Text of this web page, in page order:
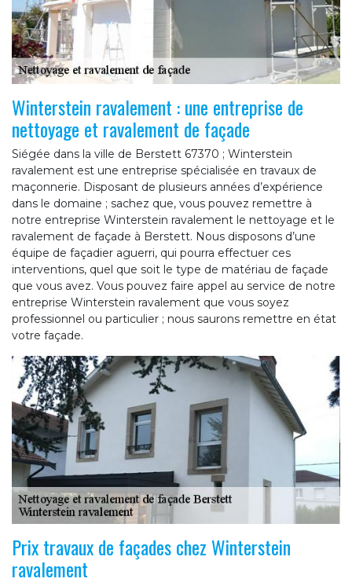
Winterstein ravalement : une entreprise de
nettoyage et ravalement de façade
Siégée dans la ville de Berstett 67370 ; Winterstein
ravalement est une entreprise spécialisée en travaux de
maçonnerie. Disposant de plusieurs années d’expérience
dans le domaine ; sachez que, vous pouvez remettre à
notre entreprise Winterstein ravalement le nettoyage et le
ravalement de façade à Berstett. Nous disposons d’une
équipe de façadier aguerri, qui pourra effectuer ces
interventions, quel que soit le type de matériau de façade
que vous avez. Vous pouvez faire appel au service de notre
entreprise Winterstein ravalement que vous soyez
professionnel ou particulier ; nous saurons remettre en état
votre façade.
Prix travaux de façades chez Winterstein
ravalement